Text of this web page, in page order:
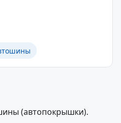
(автопокрышки).